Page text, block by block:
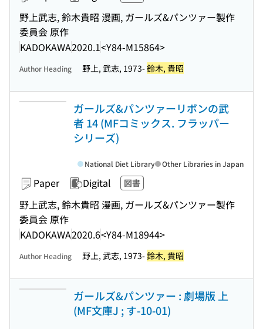
野上武志, 鈴木貴昭 漫画, ガールズ&パンツァー製作
委員会 原作
KADOKAWA2020.1<Y84-M15864>
Author Heading 野上, 武志, 1973-鈴木, 貴昭
ガールズ&パンツァーリボンの武
者 14 (MFコミックス. フラッパー
シリーズ)
Paper Digital 図書
野上武志, 鈴木貴昭 漫画, ガールズ&パンツァー製作
委員会 原作
KADOKAWA2020.6<Y84-M18944>
National Diet Library Other Libraries in Japan
Author Heading 野上, 武志, 1973-鈴木, 貴昭
ガールズ&パンツァー : 劇場版 上
(MF文庫J ; す-10-01)